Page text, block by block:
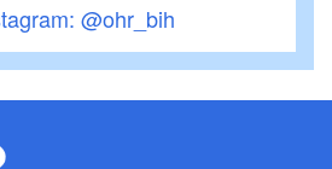
@ohr_bih